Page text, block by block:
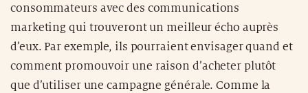
consommateurs avec des communications
marketing qui trouveront un meilleur écho auprès
d’eux. Par exemple, ils pourraient envisager quand et
comment promouvoir une raison d’acheter plutôt
que d’utiliser une campagne générale. Comme la